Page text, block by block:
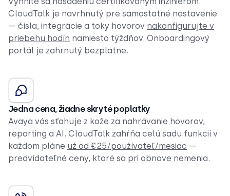
CloudTalk je navrhnutý pre samostatné nastavenie
— čísla, integrácie a toky hovorov nakonfigurujte v
priebehu hodín namiesto týždňov. Onboardingový
portál je zahrnutý bezplatne.
Jedna cena, žiadne skryté poplatky
Avaya vás sťahuje z kože za nahrávanie hovorov,
reporting a AI. CloudTalk zahŕňa celú sadu funkcií v
každom pláne už od €25/používateľ/mesiac —
predvídateľné ceny, ktoré sa pri obnove nemenia.